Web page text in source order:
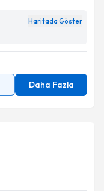
Haritada Göster
Daha Fazla